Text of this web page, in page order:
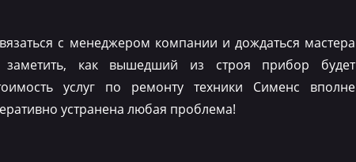
с менеджером компании и дождаться мастера
как вышедший из строя прибор будет
услуг по ремонту техники Сименс вполне
устранена любая проблема!